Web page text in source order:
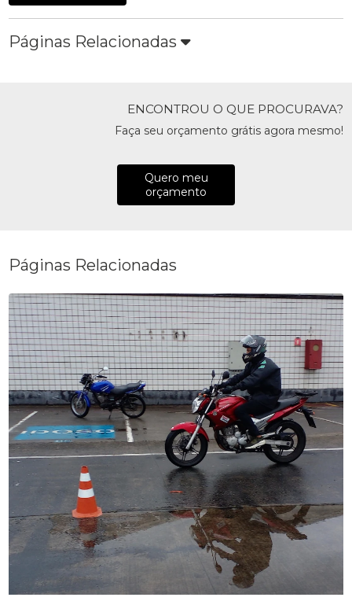
Páginas Relacionadas
ENCONTROU O QUE PROCURAVA?
Faça seu orçamento grátis agora mesmo!
Quero meu
orçamento
Páginas Relacionadas